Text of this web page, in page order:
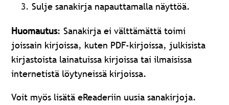
Sulje sanakirja napauttamalla näyttöä.
Huomautus:Sanakirja ei välttämättä toimi
joissain kirjoissa, kuten PDF-kirjoissa, julkisista
kirjastoista lainatuissa kirjoissa tai ilmaisissa
internetistä löytyneissä kirjoissa.
Voit myös lisätä eReaderiin uusia sanakirjoja.